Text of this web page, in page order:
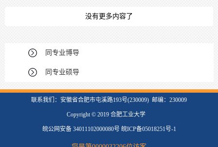
没有更多内容了
同专业博导
同专业硕导
联系我们：安徽省合肥市屯溪路193号(230009) 邮编：230009
Copyright © 2019 合肥工业大学
皖公网安备 34011102000080号 皖ICP备05018251号-1